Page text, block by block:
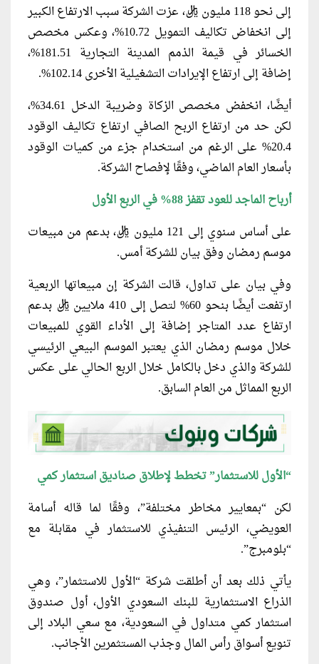
إلى نحو 118 مليون ريال، عزت الشركة سبب الارتفاع الكبير
إلى انخفاض تكاليف التمويل 10.72%، وعكس مخصص
الخسائر في قيمة الذمم المدينة التجارية 181.51%،
إضافة إلى ارتفاع الإيرادات التشغيلية الأخرى 102.14%.
أيضًا، انخفض مخصص الزكاة وضريبة الدخل 34.61%،
لكن حد من ارتفاع الربح الصافي ارتفاع تكاليف الوقود
20.4% على الرغم من استخدام جزء من كميات الوقود
بأسعار العام الماضي، وفقًا لإفصاح الشركة.
أرباح الماجد للعود تقفز 88% في الربع الأول
على أساس سنوي إلى 121 مليون ريال، بدعم من مبيعات
موسم رمضان وفق بيان للشركة أمس.
وفي بيان على تداول، قالت الشركة إن مبيعاتها الربعية
ارتفعت أيضًا بنحو 60% لتصل إلى 410 ملايين ريال بدعم
ارتفاع عدد المتاجر إضافة إلى الأداء القوي للمبيعات
خلال موسم رمضان الذي يعتبر الموسم البيعي الرئيسي
للشركة والذي دخل بالكامل خلال الربع الحالي على عكس
الربع المماثل من العام السابق.
“الأول للاستثمار” تخطط لإطلاق صناديق استثمار كمي
لكن “بمعايير مخاطر مختلفة”، وفقًا لما قاله أسامة
العويضي، الرئيس التنفيذي للاستثمار في مقابلة مع
“بلومبرج”.
يأتي ذلك بعد أن أطلقت شركة “الأول للاستثمار”، وهي
الذراع الاستثمارية للبنك السعودي الأول، أول صندوق
استثمار كمي متداول في السعودية، مع سعي البلاد إلى
تنويع أسواق رأس المال وجذب المستثمرين الأجانب.